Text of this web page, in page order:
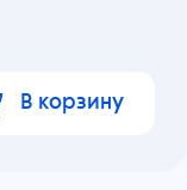
В корзину